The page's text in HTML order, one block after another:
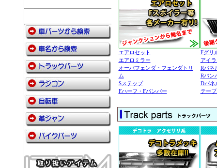
エアロセット
エアロミラー
オーバフェンダ・フェンダトリ
ム
Sステップ
Fハーフ・Fバンパー
Fグリ
アイ
Rパネ
Rバン
Dパネ
テー